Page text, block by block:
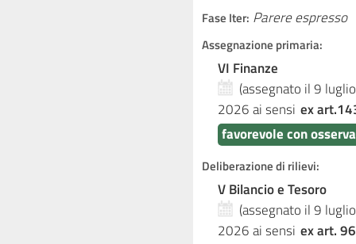
Fase Iter: Parere espresso
Assegnazione primaria:
VI Finanze
(assegnato il 9
2026ai sensi ex
favorevole con
Deliberazione di rilievi:
V Bilancio e Tesoro
(assegnato il 9
2026ai sensi ex art.